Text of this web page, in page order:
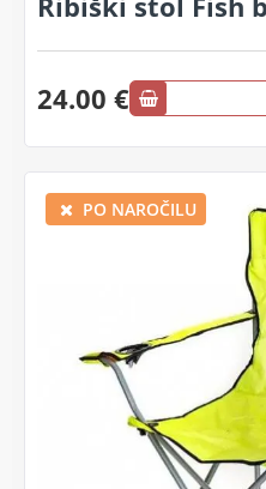
24.00 €
PO NAROČILU